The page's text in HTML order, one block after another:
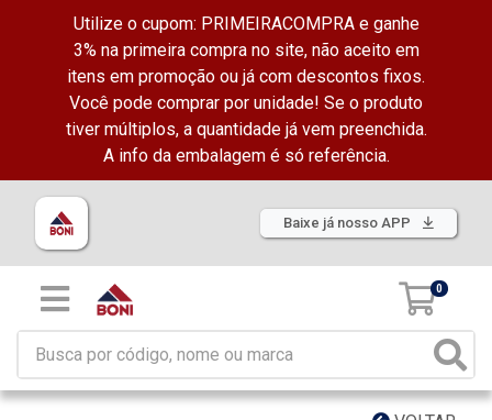
Utilize o cupom: PRIMEIRACOMPRA e ganhe
3% na primeira compra no site, não aceito em
itens em promoção ou já com descontos fixos.
Você pode comprar por unidade! Se o produto
tiver múltiplos, a quantidade já vem preenchida.
A info da embalagem é só referência.
Baixe já nosso APP
0